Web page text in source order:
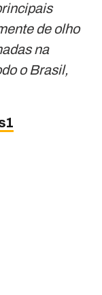
de olho
na
o Brasil,